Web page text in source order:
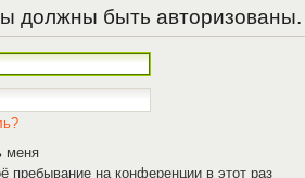
должны быть авторизованы.
меня
пребывание на конференции в этот раз